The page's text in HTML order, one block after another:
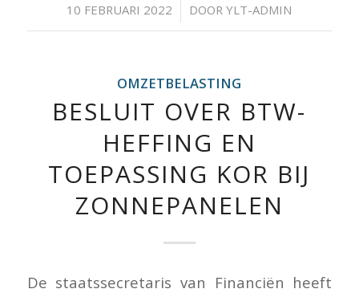
10 FEBRUARI 2022
/ DOORYLT-ADMIN
OMZETBELASTING
BESLUIT OVER BTW-
HEFFING EN
TOEPASSING KOR BIJ
ZONNEPANELEN
De staatssecretaris van Financiën heeft